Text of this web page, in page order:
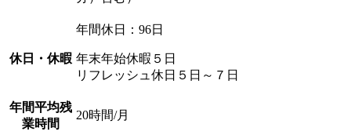
休日・休暇
年間休日：96日
年末年始休暇５日
リフレッシュ休日５日～７日
年間平均残
業時間
20時間/月